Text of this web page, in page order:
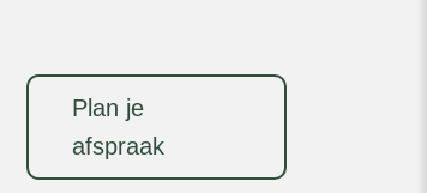
Plan je
afspraak